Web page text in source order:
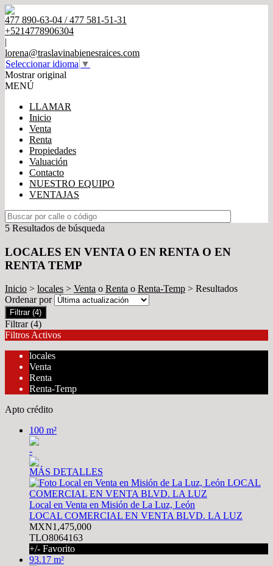
477 890-63-04 / 477 581-51-31
+5214778906304
|
lorena@traslavinabienesraices.com
Seleccionar idioma ▼
Mostrar original
MENÚ
LLAMAR
Inicio
Venta
Renta
Propiedades
Valuación
Contacto
NUESTRO EQUIPO
VENTAJAS
5 Resultados de búsqueda
LOCALES EN VENTA O EN RENTA O EN
RENTA TEMP
Inicio > locales > Venta o Renta o Renta-Temp > Resultados
Ordenar por
Filtrar (4)
Filtrar (4)
Filtros Activos
locales
Venta
Renta
Renta-Temp
Apto crédito
100 m²
-
MÁS DETALLES
Local en Venta en Misión de La Luz, León
LOCAL COMERCIAL EN VENTA BLVD. LA LUZ
MXN1,475,000
TLO8064163
+/- Favorito
93.17 m²